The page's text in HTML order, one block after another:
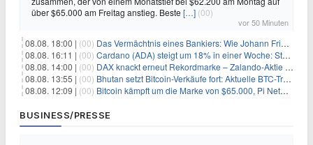
über $65.000 am Freitag anstieg. Beste […] (00)
vor 50 Minuten
08.08. 18:00 | (00) Das Vermächtnis eines Bankiers: Wie Johann Friedrich Städel sein Imperium unsterblich machte
08.08. 16:11 | (00) Cardano (ADA) steigt um 18% in einer Woche: Steht ein Kurs von $0,30 bevor?
08.08. 14:00 | (00) DAX knackt erneut Rekordmarke – Zalando-Aktie crasht nach Quartalszahlen
08.08. 13:55 | (00) Bhutan setzt Bitcoin-Verkäufe fort: Aktuelle BTC-Transaktionen
08.08. 12:09 | (00) Bitcoin kämpft um die Marke von $65.000, Pi Network gewinnt an Unterstützung
BUSINESS/PRESSE